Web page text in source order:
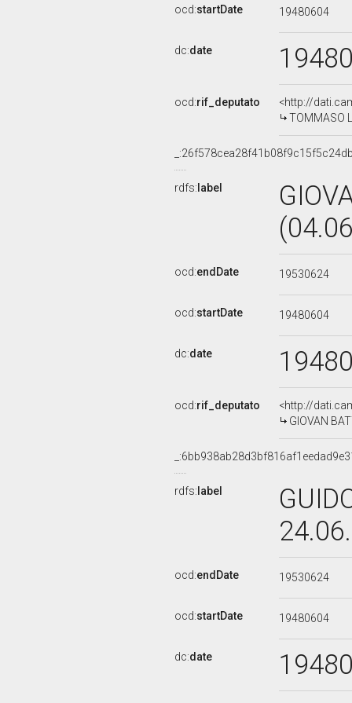
ocd:startDate 19480604
dc:date
ocd:rif_deputato
<http://
TOMMASO
rdfs: label
ocd:endDate 19530624
ocd:startDate 19480604
dc:date
ocd:rif_deputato
<http://
GIOVAN
rdfs: label
ocd:endDate 19530624
ocd:startDate 19480604
dc:date